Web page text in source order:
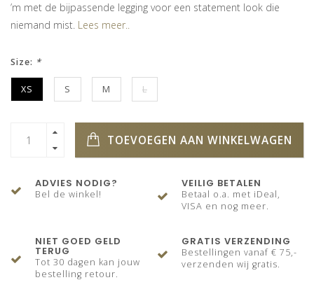
’m met de bijpassende legging voor een statement look die
niemand mist. Lees meer..
Size: *
XS S M L
TOEVOEGEN AAN WINKELWAGEN
ADVIES NODIG?
Bel de winkel!
VEILIG BETALEN
Betaal o.a. met iDeal,
VISA en nog meer.
NIET GOED GELD
TERUG
Tot 30 dagen kan jouw
bestelling retour.
GRATIS VERZENDING
Bestellingen vanaf € 75,-
verzenden wij gratis.